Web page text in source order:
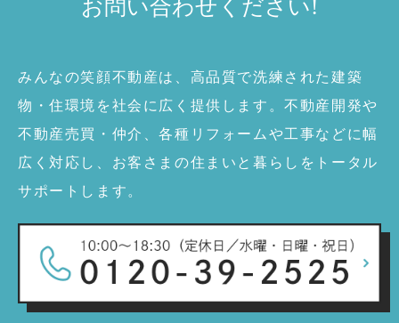
お問い合わせ ください!
みんなの笑顔不動産は、高品質で洗練された建築
物・住環境を社会に広く提供します。不動産開発や
不動産売買・仲介、各種リフォームや工事などに幅
広く対応し、お客さまの住まいと暮らしをトータル
サポートします。